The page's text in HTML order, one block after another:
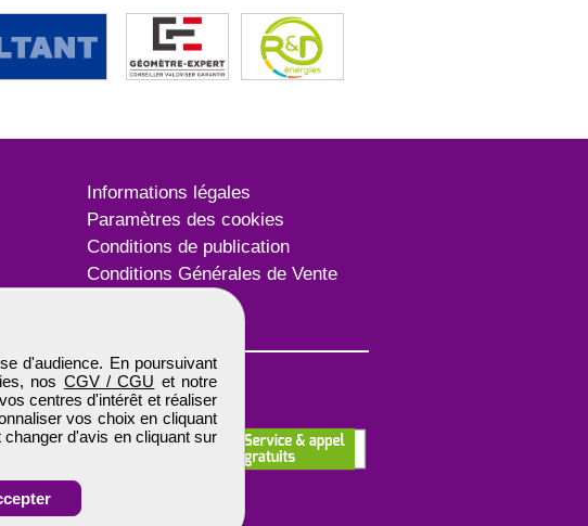
d'audience. En poursuivant
nos CGV / CGU et notre
centres d'intérêt et réaliser
vos choix en cliquant
d'avis en cliquant sur
Informations légales
Paramètres des cookies
Conditions de publication
Conditions Générales de Vente